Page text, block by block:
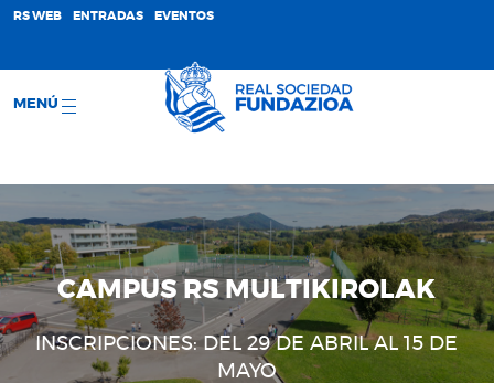
RS WEB ENTRADAS EVENTOS
MENÚ
CAMPUS RS MULTIKIROLAK
INSCRIPCIONES: DEL 29 DE ABRIL AL 15 DE
MAYO